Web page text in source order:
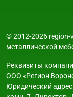
© 2012-2026 region-
металлической
Реквизиты
ООО «Регион
Юридический